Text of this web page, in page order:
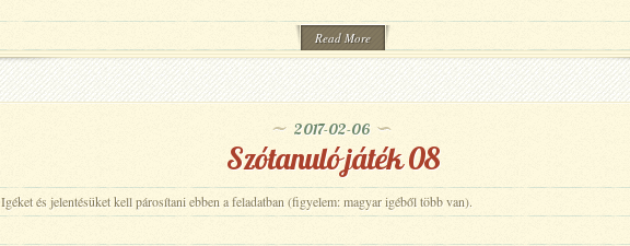
Read More
2017-02-06
Szótanuló játék 08
Igéket és jelentésüket kell párosítani ebben a feladatban (figyelem: magyar igéből több van).